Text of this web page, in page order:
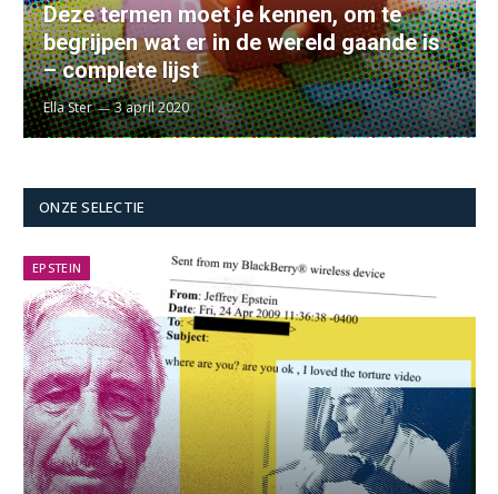
Deze termen moet je kennen, om te
begrijpen wat er in de wereld gaande is
– complete lijst
Ella Ster 3 april 2020
ONZE SELECTIE
EPSTEIN